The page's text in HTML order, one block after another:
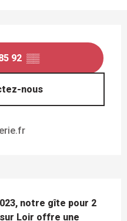
92 ▒▒
nous
notre gîte pour 2
Loir offre une